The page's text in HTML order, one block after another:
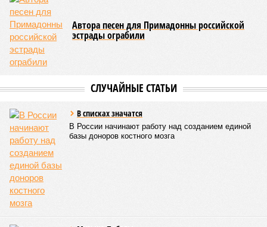
Автора песен для Примадонны российской
эстрады ограбили
СЛУЧАЙНЫЕ СТАТЬИ
В списках значатся
В России начинают работу над созданием единой
базы доноров костного мозга